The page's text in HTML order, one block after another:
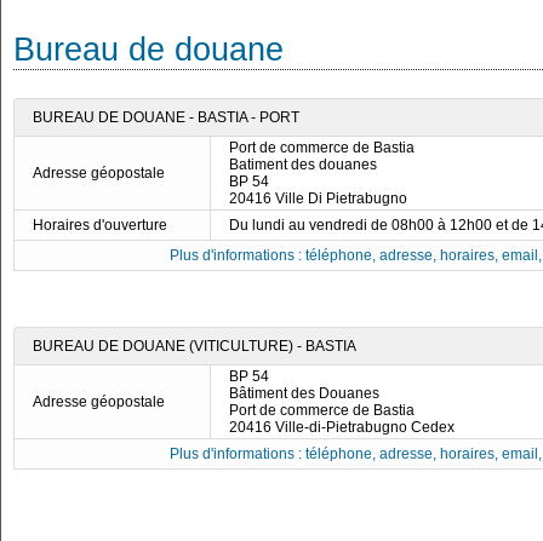
Bureau de douane
BUREAU DE DOUANE - BASTIA - PORT
Adresse géopostale
Port de commerce de Bastia
Batiment des douanes
BP 54
20416 Ville Di Pietrabugno
Horaires d'ouverture
Du lundi au vendredi de 08h00 à 12h00 et de
Plus d'informations : téléphone, adresse, horaires,
BUREAU DE DOUANE (VITICULTURE) - BASTIA
Adresse géopostale
BP 54
Bâtiment des Douanes
Port de commerce de Bastia
20416 Ville-di-Pietrabugno Cedex
Plus d'informations : téléphone, adresse, horaires,